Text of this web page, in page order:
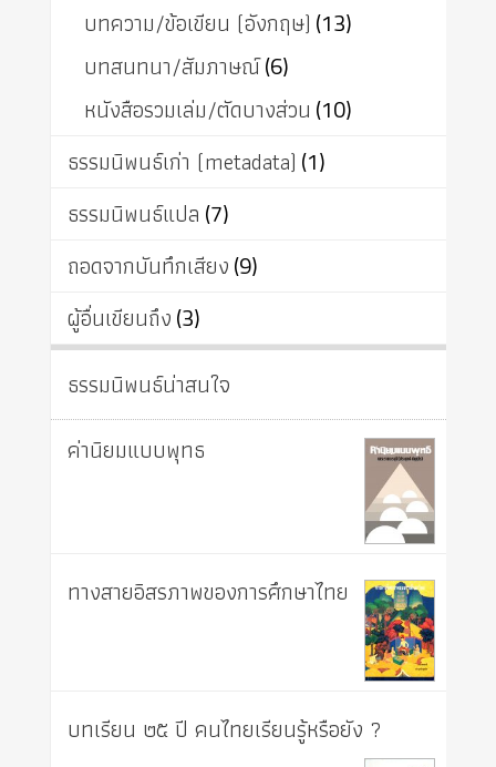
บทความ/ข้อเขียน (อังกฤษ) (13)
บทสนทนา/สัมภาษณ์(6)
หนังสือรวมเล่ม/ตัดบางส่วน (10)
ธรรมนิพนธ์เก่า (metadata) (1)
ธรรมนิพนธ์แปล (7)
ถอดจากบันทึกเสียง(9)
ผู้อื่นเขียนถึง(3)
ธรรมนิพนธ์น่าสนใจ
ค่านิยมแบบพุทธ
ทางสายอิสรภาพของการศึกษาไทย
บทเรียน ๒๕ ปี คนไทยเรียนรู้หรือยัง ?